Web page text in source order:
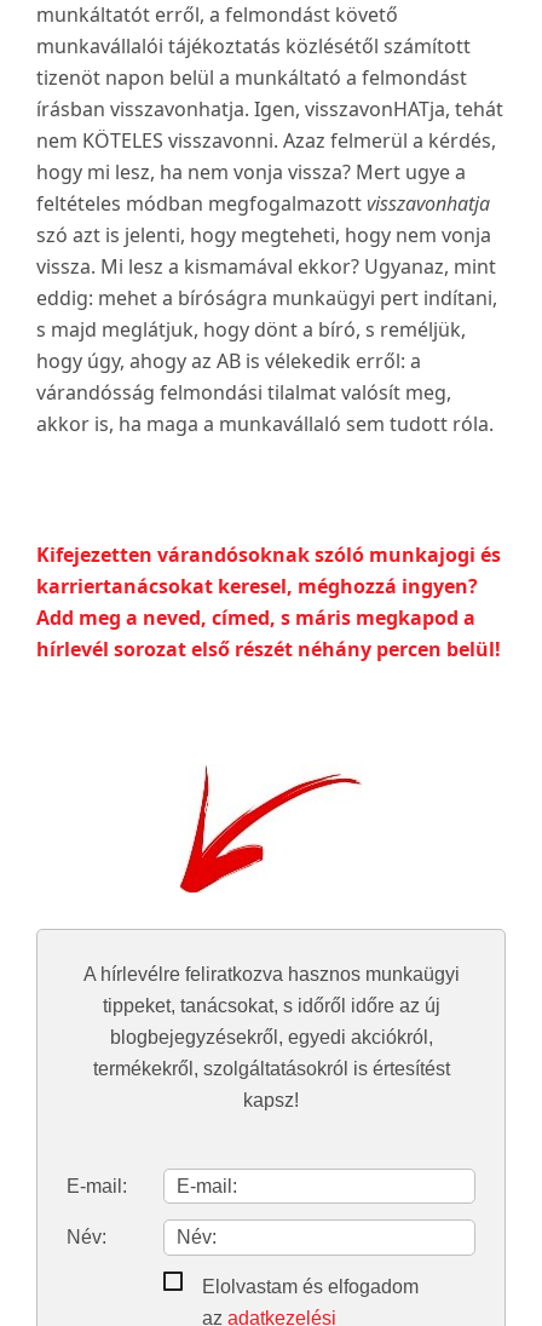
munkáltatót erről, a felmondást követő
munkavállalói tájékoztatás közlésétől számított
tizenöt napon belül a munkáltató a felmondást
írásban visszavonhatja. Igen, visszavonHATja, tehát
nem KÖTELES visszavonni. Azaz felmerül a kérdés,
hogy mi lesz, ha nem vonja vissza? Mert ugye a
feltételes módban megfogalmazottvisszavonhatja
szó azt is jelenti, hogy megteheti, hogy nem vonja
vissza. Mi lesz a kismamával ekkor? Ugyanaz, mint
eddig: mehet a bíróságra munkaügyi pert indítani,
s majd meglátjuk, hogy dönt a bíró, s reméljük,
hogy úgy, ahogy az AB is vélekedik erről: a
várandósság felmondási tilalmat valósít meg,
akkor is, ha maga a munkavállaló sem tudott róla.
Kifejezetten várandósoknak szóló munkajogi és
karriertanácsokat keresel, méghozzá ingyen?
Add meg a neved, címed, s máris megkapod a
hírlevél sorozat első részét néhány percen belül!
A hírlevélre feliratkozva hasznos munkaügyi
tippeket, tanácsokat, s időről időre az új
blogbejegyzésekről, egyedi akciókról,
termékekről, szolgáltatásokról is értesítést
kapsz!
E-mail:
Név:
Elolvastam és elfogadom
az adatkezelési